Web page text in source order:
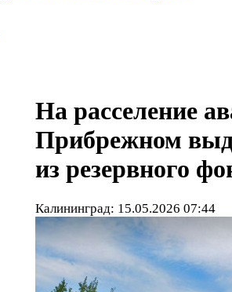
На расселение
Прибрежном
из резервного
Калининград: 15.05.2026 07:44